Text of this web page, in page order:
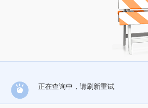
正在查询中，请刷新重试